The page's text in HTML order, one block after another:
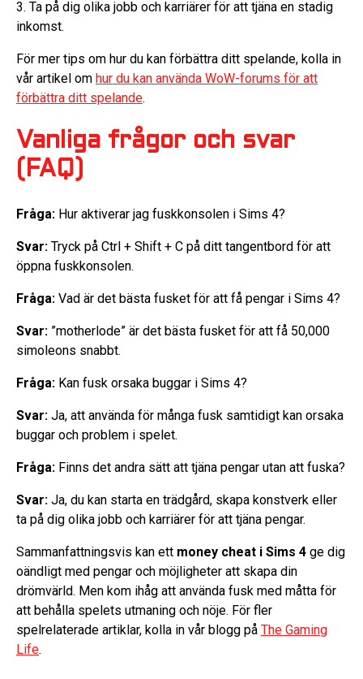
3. Ta på dig olika jobb och karriärer för att tjäna en stadig
inkomst.
För mer tips om hur du kan förbättra ditt spelande, kolla in
vår artikel om hur du kan använda WoW-forums för att
förbättra ditt spelande.
Vanliga frågor och svar
(FAQ)
Fråga: Hur aktiverar jag fuskkonsolen i Sims 4?
Svar: Tryck på Ctrl + Shift + C på ditt tangentbord för att
öppna fuskkonsolen.
Fråga: Vad är det bästa fusket för att få pengar i Sims 4?
Svar: ”motherlode” är det bästa fusket för att få 50,000
simoleons snabbt.
Fråga: Kan fusk orsaka buggar i Sims 4?
Svar: Ja, att använda för många fusk samtidigt kan orsaka
buggar och problem i spelet.
Fråga: Finns det andra sätt att tjäna pengar utan att fuska?
Svar: Ja, du kan starta en trädgård, skapa konstverk eller
ta på dig olika jobb och karriärer för att tjäna pengar.
Sammanfattningsvis kan ett money cheat i Sims 4 ge dig
oändligt med pengar och möjligheter att skapa din
drömvärld. Men kom ihåg att använda fusk med måtta för
att behålla spelets utmaning och nöje. För fler
spelrelaterade artiklar, kolla in vår blogg på The Gaming
Life.